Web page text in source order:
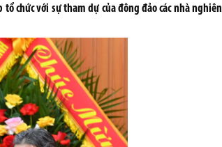
chức với sự tham dự của đông đảo các nhà nghiên